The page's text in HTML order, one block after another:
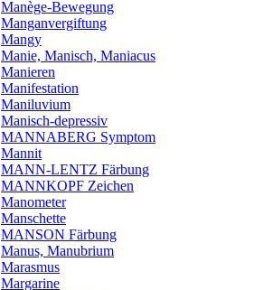
Manège-Bewegung
Manganvergiftung
Mangy
Manie, Manisch, Maniacus
Manieren
Manifestation
Maniluvium
Manisch-depressiv
MANNABERG Symptom
Mannit
MANN-LENTZ Färbung
MANNKOPF Zeichen
Manometer
Manschette
MANSON Färbung
Manus, Manubrium
Marasmus
Margarine